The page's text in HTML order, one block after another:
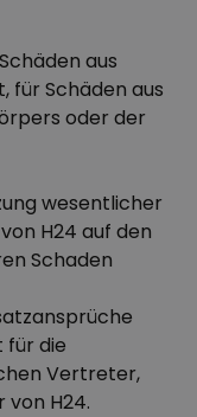
aus
für Schäden aus
oder der
wesentlicher
H24 auf den
Schaden
für die
Vertreter,
H24.